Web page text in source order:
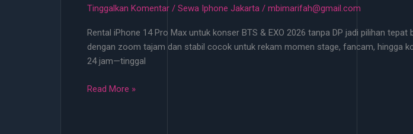
DP
Jam
–
Rental
Terlengkap
Tinggalkan Komentar / Sewa Iphone Jakarta / mbimarifah@gmail.com
Rental iPhone 14 Pro Max untuk konser BTS & EXO 2026 tanpa DP jadi pilihan
dengan zoom tajam dan stabil cocok untuk rekam momen stage, fancam, hingga
24 jam—tinggal
Rental
Read More »